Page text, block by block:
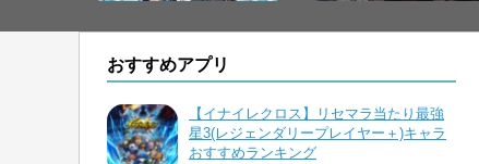
おすすめアプリ
【イナイレクロス】リセマラ当たり最強
星3(レジェンダリープレイヤー＋)キャラ
おすすめランキング